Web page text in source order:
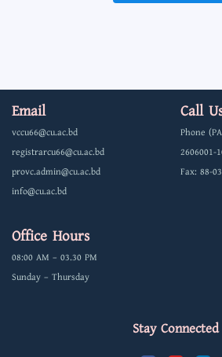
Email
vccu66@cu.ac.bd
registrarcu66@cu.ac.bd
provc.admin@cu.ac.bd
info@cu.ac.bd
Call
Phone
2606001-
Fax: 88-
Office Hours
08:00 AM – 03.30 PM
Sunday – Thursday
Stay Connected